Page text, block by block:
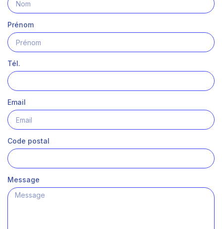
Prénom
Tél.
Email
Code postal
Message